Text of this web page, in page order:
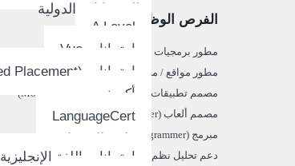
الإمتحانات الدولية
A Level
امتحانات Vue
امتحانات AP (Advanced Placement)
أكسفورد
LanguageCert
امتحانات اللغة الإنجليزية Language Cert
الفرص الوظيفية
مطور برمجيات (Software Developer)
مطور مواقع / محتوى (Web / Content Developer)
مصمم تطبيقات موبايل (Mobile App Designer)
مصمم ألعاب (Games Designer)
مبرمج (Programmer)
دعم تحليل نظم وتقنية المعلومات (IT / Business Analysis Support)